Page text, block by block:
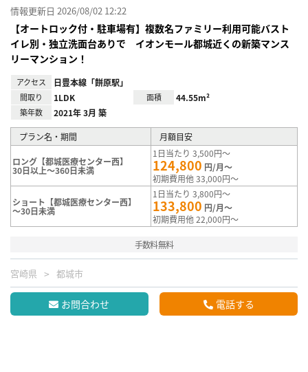
情報更新日 2026/08/02 12:22
【オートロック付・駐車場有】複数名ファミリー利用可能バスト
イレ別・独立洗面台ありで イオンモール都城近くの新築マンス
リーマンション！
アクセス 日豊本線「餅原駅」
間取り 1LDK 面積 44.55m²
築年数 2021年 3月 築
プラン名・期間 月額目安
ロング【都城医療センター西】
30日以上～360日未満
1日当たり 3,500円～
124,800 円/月～
初期費用他 33,000円～
ショート【都城医療センター西】
～30日未満
1日当たり 3,800円～
133,800 円/月～
初期費用他 22,000円～
手数料無料
宮崎県 都城市
お問合わせ 電話する